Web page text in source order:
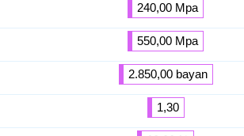
240,00 Mpa
550,00 Mpa
2.850,00 bayan
1,30